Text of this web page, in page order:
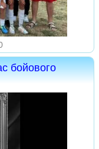
бойового